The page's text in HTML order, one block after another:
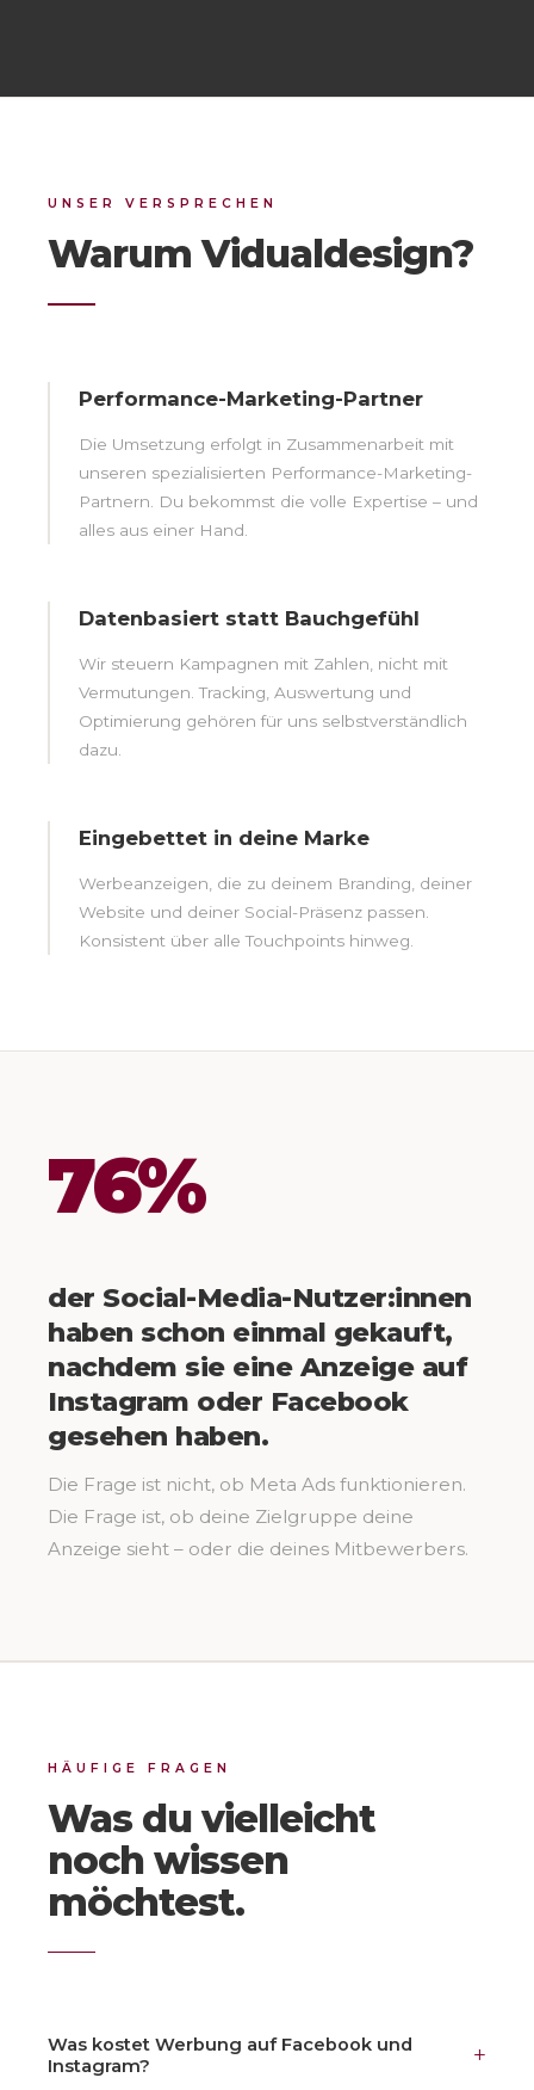
UNSER VERSPRECHEN
Warum Vidualdesign?
Performance-Marketing-Partner
Die Umsetzung erfolgt in Zusammenarbeit mit
unseren spezialisierten Performance-Marketing-
Partnern. Du bekommst die volle Expertise – und
alles aus einer Hand.
Datenbasiert statt Bauchgefühl
Wir steuern Kampagnen mit Zahlen, nicht mit
Vermutungen. Tracking, Auswertung und
Optimierung gehören für uns selbstverständlich
dazu.
Eingebettet in deine Marke
Werbeanzeigen, die zu deinem Branding, deiner
Website und deiner Social-Präsenz passen.
Konsistent über alle Touchpoints hinweg.
76%
der Social-Media-Nutzer:innen
haben schon einmal gekauft,
nachdem sie eine Anzeige auf
Instagram oder Facebook
gesehen haben.
Die Frage ist nicht, ob Meta Ads funktionieren.
Die Frage ist, ob deine Zielgruppe deine
Anzeige sieht – oder die deines Mitbewerbers.
HÄUFIGE FRAGEN
Was du vielleicht
noch wissen
möchtest.
Was kostet Werbung auf Facebook und
Instagram?
+